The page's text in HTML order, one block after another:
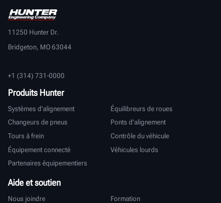
11250 Hunter Dr.
Bridgeton, MO 63044
+1 (314) 731-0000
Produits Hunter
Systèmes d'alignement
Équilibreurs de roues
Changeurs de pneus
Ponts d'alignement
Tours à frein
Contrôle du véhicule
Équipement connecté
Véhicules lourds
Partenaires équipementiers
Aide et soutien
Nous joindre Formation